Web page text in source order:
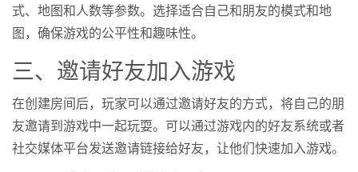
式、地图和人数等参数。选择适合自己和朋友的模式和地
图，确保游戏的公平性和趣味性。
三、邀请好友加入游戏
在创建房间后，玩家可以通过邀请好友的方式，将自己的朋
友邀请到游戏中一起玩耍。可以通过游戏内的好友系统或者
社交媒体平台发送邀请链接给好友，让他们快速加入游戏。